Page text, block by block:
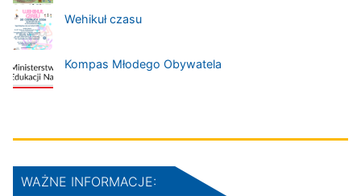
Wehikuł czasu
Kompas Młodego Obywatela
WAŻNE INFORMACJE: